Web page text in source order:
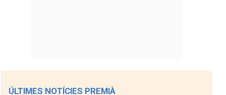
ÚLTIMES NOTÍCIES PREMIÀ